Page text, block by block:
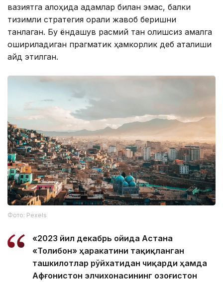
вазиятга алоҳида қадамлар билан эмас, балки
тизимли стратегия орқали жавоб беришни
танлаган. Бу ёндашув расмий тан олишсиз амалга
ошириладиган прагматик ҳамкорлик деб аталиши
қайд этилган.
Фото: Pexels
«2023 йил декабрь ойида Астана
«Толибон» ҳаракатини тақиқланган
ташкилотлар рўйхатидан чиқарди ҳамда
Афғонистон элчихонасининг Қозоғистон